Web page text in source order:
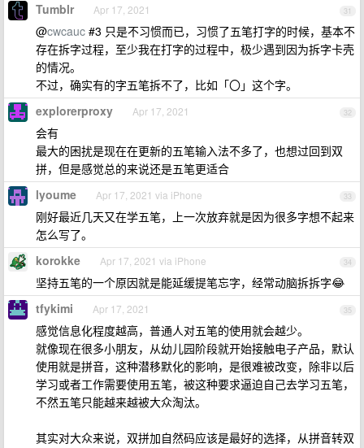
31
Tumblr Apr 17, 2021
@cwcauc #3 只是不习惯而已，习惯了五笔打字的时候，基本不
存在拆字过程，至少我在打字的过程中，极少遇到因为拆字卡壳
的情况。
不过，确实有的字五笔拆不了，比如「〇」这个字。
32
explorerproxy Apr 17, 2021
会有
最大的困扰是现在在更新的五笔输入法不多了，也想过回到双
拼，但是感觉总的来说还是五笔更适合
33
lyoume Apr 17, 2021 via iPhone
刚好最近几天又在学五笔，上一次放弃就是因为很多字想不起来
怎么写了。
34
korokke Apr 17, 2021 via iPhone
坚持五笔的一个原因就是能延缓提笔忘字，经常动脑拆拆字😂
35
tfykimi Apr 17, 2021
感觉信息化程度越高，普通人对五笔的使用就会越少。
就像现在很多小朋友，从幼儿园阶段就开始接触电子产品，默认
使用就是拼音，这种潜移默化的影响，是很难被改变，除非以后
学习或者工作需要使用五笔，被这种要求逼迫自己去学习五笔，
不然五笔只能越来越被大众淘汰。
其实对大众来说，双拼加自然码应该是最好的选择，从拼音转双